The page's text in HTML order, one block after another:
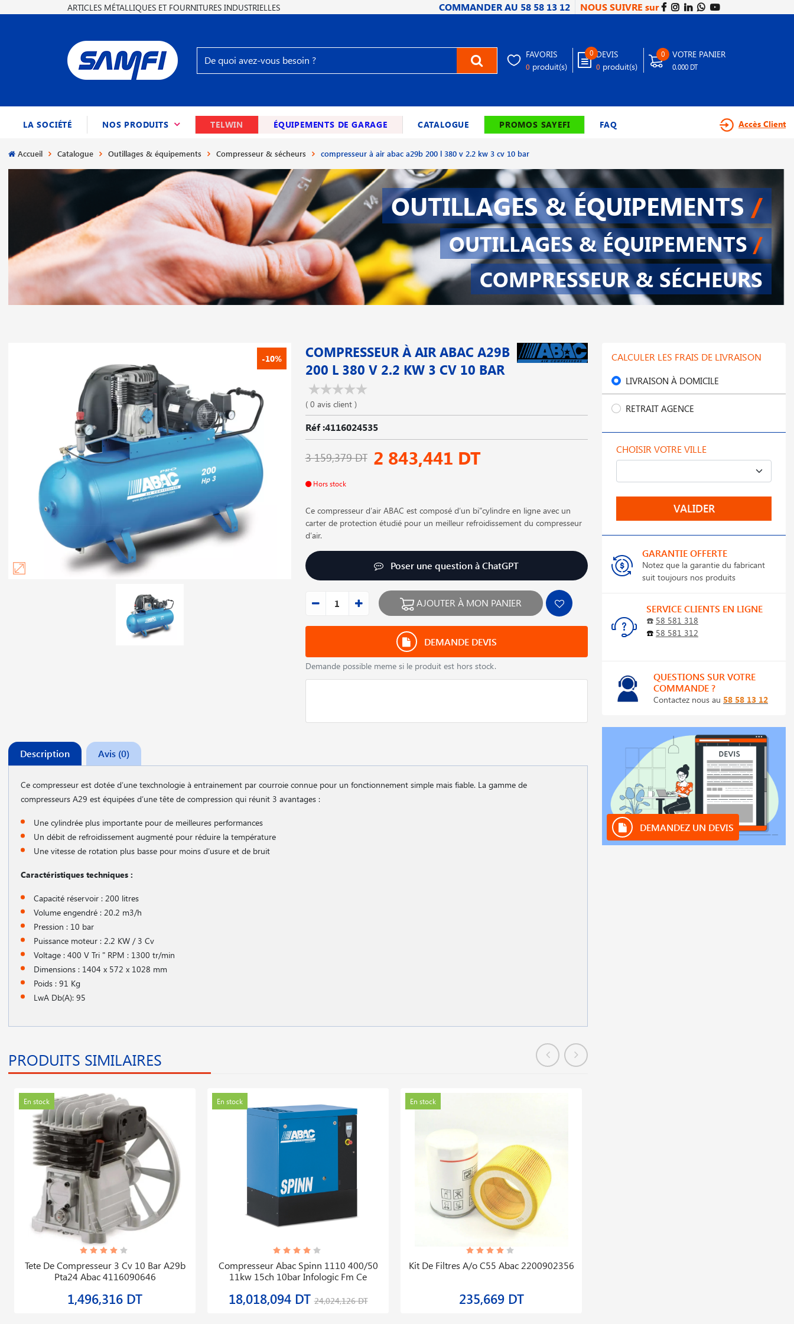
ARTICLES MÉTALLIQUES ET FOURNITURES INDUSTRIELLES COMMANDER AU 58 58 13 12 NOUS SUIVRE sur
FAVORIS
0 produit(s)
0 DEVIS
0 produit(s)
0 VOTRE PANIER
0.000 DT
LA SOCIÉTÉ NOS PRODUITS (CURRENT)TELWIN ÉQUIPEMENTS DE GARAGE CATALOGUE PROMOS SAYEFI FAQ Accès Client
Accueil Catalogue Outillages & équipements Compresseur & sécheurs compresseur à air abac a29b 200 l 380 v 2.2 kw 3 cv 10 bar
OUTILLAGES & ÉQUIPEMENTS /
OUTILLAGES & ÉQUIPEMENTS/
COMPRESSEUR & SÉCHEURS
-10%
COMPRESSEUR À AIR ABAC A29B
200 L 380 V 2.2 KW 3 CV 10 BAR
( 0 avis client )
Réf :4116024535
3 159,379 DT 2 843,441 DT
Hors stock
Ce compresseur d′air ABAC est composé d′un bi"cylindre en ligne avec un
carter de protection étudié pour un meilleur refroidissement du compresseur
d′air.
Poser une question à ChatGPT
AJOUTER À MON PANIER
DEMANDE DEVIS
Demande possible meme si le produit est hors stock.
Description Avis (0)
Ce compresseur est dotée d′une texchnologie à entrainement par courroie connue pour un fonctionnement simple mais fiable. La gamme de
compresseurs A29 est équipées d′une tête de compression qui réunit 3 avantages :
Une cylindrée plus importante pour de meilleures performances
Un débit de refroidissement augmenté pour réduire la température
Une vitesse de rotation plus basse pour moins d′usure et de bruit
Caractéristiques techniques :
Capacité réservoir : 200 litres
Volume engendré : 20.2 m3/h
Pression : 10 bar
Puissance moteur : 2.2 KW / 3 Cv
Voltage : 400 V Tri " RPM : 1300 tr/min
Dimensions : 1404 x 572 x 1028 mm
Poids : 91 Kg
LwA Db(A): 95
PRODUITS SIMILAIRES
En stock
Tete De Compresseur 3 Cv 10 Bar A29b
Pta24 Abac 4116090646
1,496,316 DT
En stock
Compresseur Abac Spinn 1110 400/50
11kw 15ch 10bar Infologic Fm Ce
18,018,094 DT24,024,126 DT
En stock
Kit De Filtres A/o C55 Abac 2200902356
235,669 DT
CALCULER LES FRAIS DE LIVRAISON
LIVRAISON À DOMICILE
RETRAIT AGENCE
CHOISIR VOTRE VILLE
VALIDER
GARANTIE OFFERTE
Notez que la garantie du fabricant
suit toujours nos produits
SERVICE CLIENTS EN LIGNE
☎️ 58 581 318
☎️ 58 581 312
QUESTIONS SUR VOTRE
COMMANDE ?
Contactez nous au 58 58 13 12
DEMANDEZ UN DEVIS